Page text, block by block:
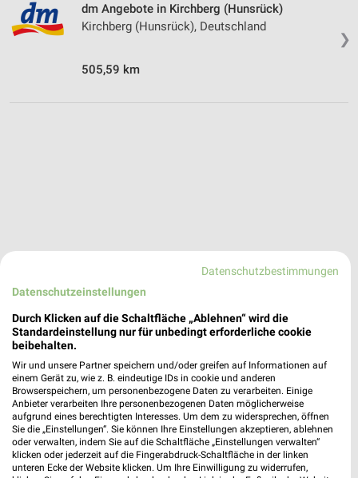
❯
dm Angebote in Kirchberg (Hunsrück)
Kirchberg (Hunsrück), Deutschland
505,59 km
dm Angebote in Cochem
Cochem, Deutschland
505,59 km
Datenschutzbestimmungen
Datenschutzeinstellungen
Durch Klicken auf die Schaltfläche „Ablehnen“ wird die
Standardeinstellung nur für unbedingt erforderliche cookie
beibehalten.
Wir und unsere Partner speichern und/oder greifen auf Informationen auf
einem Gerät zu, wie z. B. eindeutige IDs in cookie und anderen
Browserspeichern, um personenbezogene Daten zu verarbeiten. Einige
Anbieter verarbeiten Ihre personenbezogenen Daten möglicherweise
aufgrund eines berechtigten Interesses. Um dem zu widersprechen, öffnen
Sie die „Einstellungen“. Sie können Ihre Einstellungen akzeptieren, ablehnen
oder verwalten, indem Sie auf die Schaltfläche „Einstellungen verwalten“
klicken oder jederzeit auf die Fingerabdruck-Schaltfläche in der linken
unteren Ecke der Website klicken. Um Ihre Einwilligung zu widerrufen,